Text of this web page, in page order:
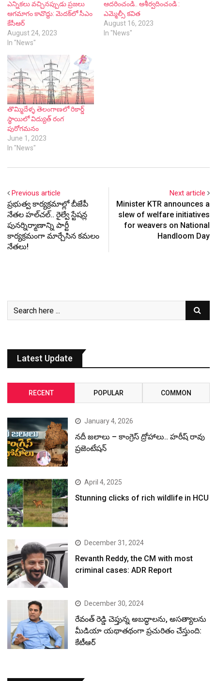
ఎన్నికలు వచ్చినప్పుడు ప్రజలు
ఆగమాగం కావొద్దు: మెదక్‌లో సీఎం
కేసీఆర్
August 24, 2023
In "News"
ఆదరించండి.. ఆశీర్వదించండి :
ఎమ్మెల్సీ కవిత
August 16, 2023
In "News"
తొమ్మిదేళ్ళ తెలంగాణలో రికార్డ్
స్థాయిలో విద్యుత్ రంగ
పురోగమనం
June 1, 2023
In "News"
Previous article
ప్ర‌భుత్వ కార్య‌క్ర‌మాల్లో బీజేపీ
నేత‌ల హ‌ల్‌చ‌ల్‌.. రైల్వే స్టేష‌న్ల
పున‌ర్నిర్మాణాన్ని పార్టీ
కార్య‌క్ర‌మంగా మార్చేసిన క‌మలం
నేత‌లు!
Next article
Minister KTR announces a
slew of welfare initiatives
for weavers on National
Handloom Day
Latest Update
RECENT POPULAR COMMON
January 4, 2026
నదీ జలాలు – కాంగ్రెస్ ద్రోహాలు.. హరీష్ రావు
ప్రజెంటేషన్
April 4, 2025
Stunning clicks of rich wildlife in HCU
December 31, 2024
Revanth Reddy, the CM with most
criminal cases: ADR Report
December 30, 2024
రేవంత్ రెడ్డి చెప్తున్న అబద్ధాలను, అసత్యాలను
మీడియా యథాతథంగా ప్రచురితం చేస్తుంది:
కేటీఆర్